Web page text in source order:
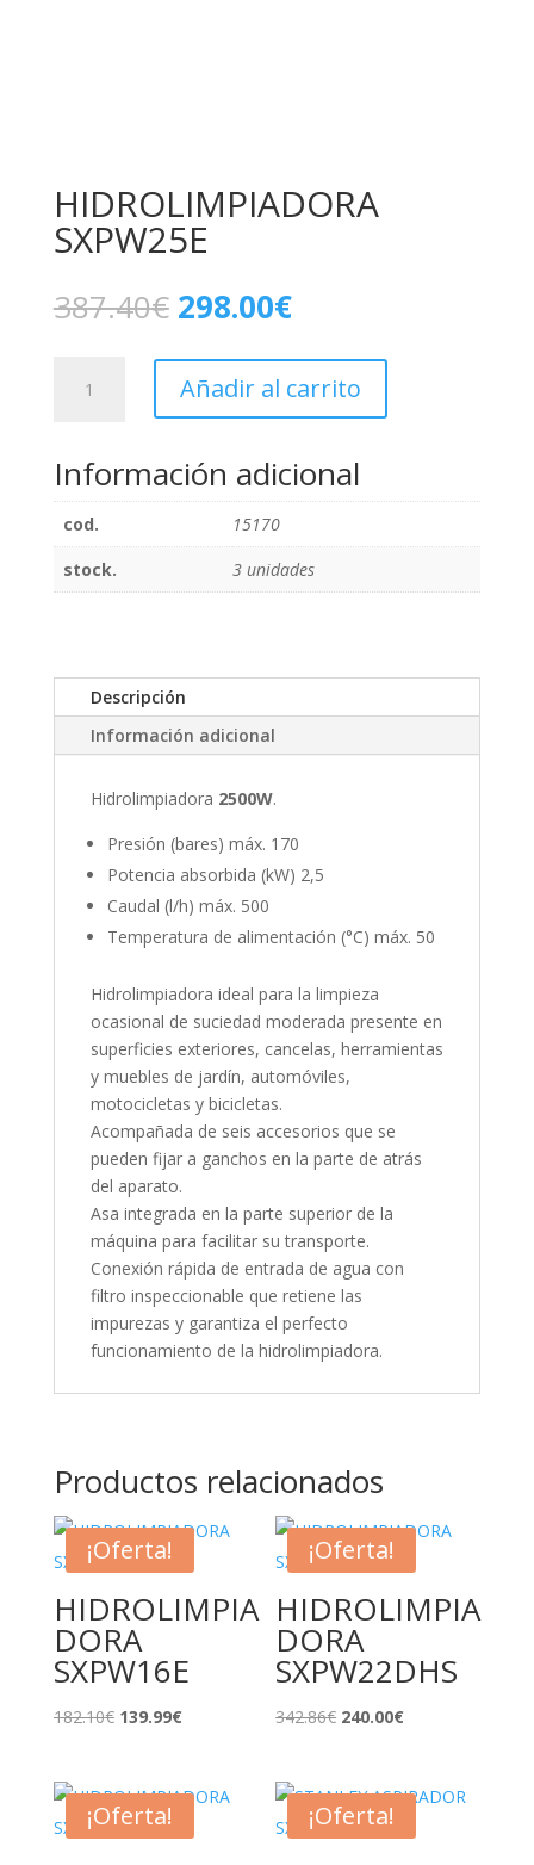
HIDROLIMPIADORA
SXPW25E
387.40€ El
precio
original
era:
387.40€.
298.00€El
precio
actual
es:
298.00€.
HIDROLIMPIADORA
SXPW25E
Añadir al carrito
Información adicional
cod.
15170
stock.
3 unidades
Descripción
Información adicional
Hidrolimpiadora 2500W.
Presión (bares) máx. 170
Potencia absorbida (kW) 2,5
Caudal (l/h) máx. 500
Temperatura de alimentación (°C) máx. 50
Hidrolimpiadora ideal para la limpieza
ocasional de suciedad moderada presente en
superficies exteriores, cancelas, herramientas
y muebles de jardín, automóviles,
motocicletas y bicicletas.
Acompañada de seis accesorios que se
pueden fijar a ganchos en la parte de atrás
del aparato.
Asa integrada en la parte superior de la
máquina para facilitar su transporte.
Conexión rápida de entrada de agua con
filtro inspeccionable que retiene las
impurezas y garantiza el perfecto
funcionamiento de la hidrolimpiadora.
Productos relacionados
¡Oferta!
HIDROLIMPIA
DORA
SXPW16E
182.10€ El
era:
182.10€.
139.99€El
es:
139.99€.
¡Oferta!
HIDROLIMPIA
DORA
SXPW22DHS
342.86€ El
era:
342.86€.
240.00€El
es:
240.00€.
¡Oferta! ¡Oferta!